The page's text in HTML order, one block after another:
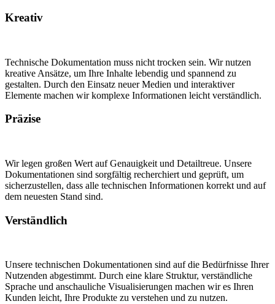
Kreativ
Technische Dokumentation muss nicht trocken sein. Wir nutzen
kreative Ansätze, um Ihre Inhalte lebendig und spannend zu
gestalten. Durch den Einsatz neuer Medien und interaktiver
Elemente machen wir komplexe Informationen leicht verständlich.
Präzise
Wir legen großen Wert auf Genauigkeit und Detailtreue. Unsere
Dokumentationen sind sorgfältig recherchiert und geprüft, um
sicherzustellen, dass alle technischen Informationen korrekt und auf
dem neuesten Stand sind.
Verständlich
Unsere technischen Dokumentationen sind auf die Bedürfnisse Ihrer
Nutzenden abgestimmt. Durch eine klare Struktur, verständliche
Sprache und anschauliche Visualisierungen machen wir es Ihren
Kunden leicht, Ihre Produkte zu verstehen und zu nutzen.